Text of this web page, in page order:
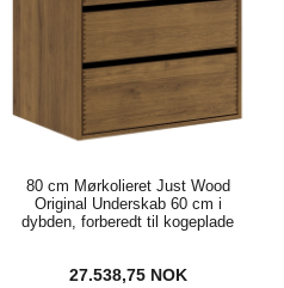
80 cm Mørkolieret Just Wood
Original Underskab 60 cm i
dybden, forberedt til kogeplade
27.538,75 NOK